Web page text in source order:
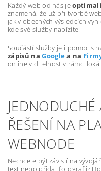
Každý web od nás je
znamená, že už při tvorbě
jak v obecných výsledcích
kde své služby nabízíte.
Součástí služby je i pomoc s
zápisů naGooglea na
online viditelnost v rámci
JEDNODUCHÉ
ŘEŠENÍ NA
WEBNODE
Nechcete být závislí na
text nebo přidat fotografii?